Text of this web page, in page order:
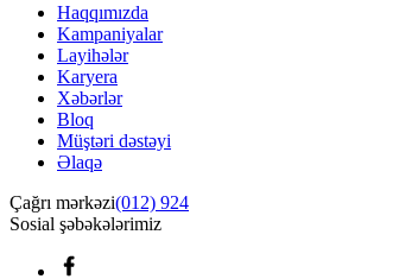
Haqqımızda
Kampaniyalar
Layihələr
Karyera
Xəbərlər
Bloq
Müştəri dəstəyi
Əlaqə
Çağrı mərkəzi(012) 924
Sosial şəbəkələrimiz